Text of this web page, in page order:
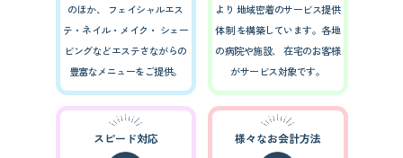
のほか、
フェイシャルエス
テ・ネイル・メイク・ シェー
ビングなどエステさながらの
豊富なメニューをご提供。
より 地域密着のサービス提供
体制を構築しています。各地
の病院や施設、
在宅のお客様
がサービス対象です。
スピード対応 様々なお会計方法